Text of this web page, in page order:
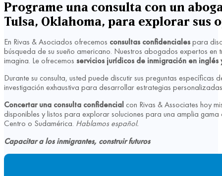
Programe una consulta con un
Tulsa, Oklahoma, para explorar sus
En Rivas & Asociados ofrecemos consultas confidencialespara
búsqueda de su sueño americano. Nuestros abogados expertos
imagina. Le ofrecemos servicios jurídicos de inmigración en
Durante su consulta, usted puede discutir sus preguntas
investigación exhaustiva para desarrollar estrategias
Concertar una consulta confidencial con Rivas & Associates hoy
disponibles y listos para explorar soluciones para una amplia
Centro o Sudamérica. Hablamos español.
Capacitar a los inmigrantes, construir futuros